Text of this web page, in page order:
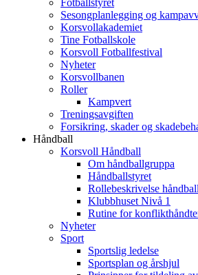
Fotballstyret
Sesongplanlegging og
Korsvollakademiet
Tine Fotballskole
Korsvoll Fotballfestival
Nyheter
Korsvollbanen
Roller
Kampvert
Treningsavgiften
Forsikring, skader og
Håndball
Korsvoll Håndball
Om håndballgruppa
Håndballstyret
Rollebeskrivelse
Klubbhuset Nivå 1
Rutine for
Nyheter
Sport
Sportslig ledelse
Sportsplan og årshjul